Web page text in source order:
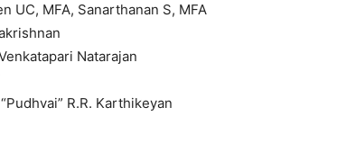
UC, MFA, Sanarthanan S, MFA
Natarajan
R.R. Karthikeyan